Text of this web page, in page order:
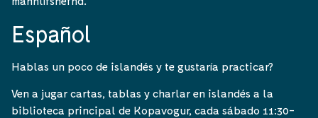
Español
Hablas un poco de islandés y te gustaría practicar?
Ven a jugar cartas, tablas y charlar en islandés a la
biblioteca principal de Kopavogur, cada sábado 11:30-